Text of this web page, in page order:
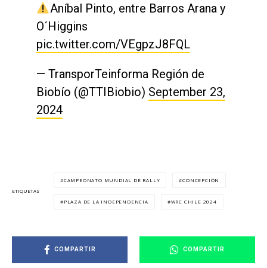
Aníbal Pinto, entre Barros Arana y
O´Higgins
pic.twitter.com/VEgpzJ8FQL
— TransporTeinforma Región de
Biobío (@TTIBiobio) September 23,
2024
ETIQUETAS
CAMPEONATO MUNDIAL DE RALLY CONCEPCIÓN
PLAZA DE LA INDEPENDENCIA WRC CHILE 2024
COMPARTIR COMPARTIR